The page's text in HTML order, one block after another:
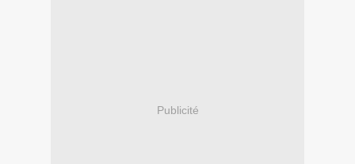
Publicité